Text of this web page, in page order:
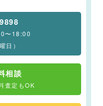
〜18:00
日）
相談
査定もOK